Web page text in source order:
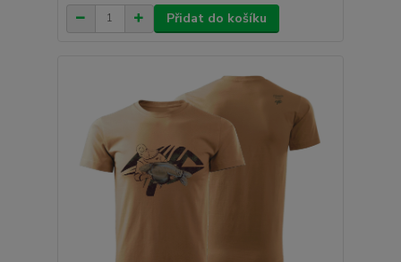
Přidat do košíku